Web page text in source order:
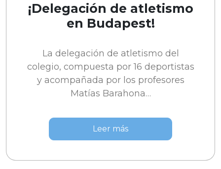
¡Delegación de atletismo
en Budapest!
La delegación de atletismo del
colegio, compuesta por 16 deportistas
y acompañada por los profesores
Matías Barahona…
Leer más